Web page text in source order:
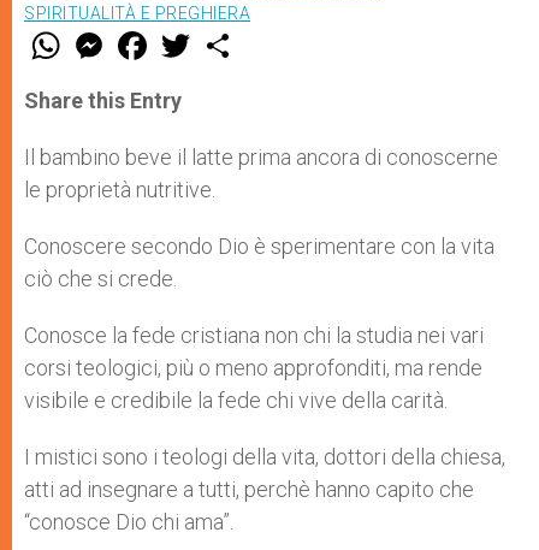
SPIRITUALITÀ E PREGHIERA
W
t
s
p
p
M
e
s
e
g
e
r
F
a
e
b
o
k
w
r
Share this Entry
Il bambino beve il latte prima ancora di conoscerne
le proprietà nutritive.
Conoscere secondo Dio è sperimentare con la vita
ciò che si crede.
Conosce la fede cristiana non chi la studia nei vari
corsi teologici, più o meno approfonditi, ma rende
visibile e credibile la fede chi vive della carità.
I mistici sono i teologi della vita, dottori della chiesa,
atti ad insegnare a tutti, perchè hanno capito che
“conosce Dio chi ama”.